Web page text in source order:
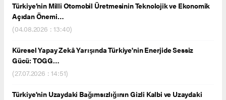
Türkiye’nin Milli Otomobil Üretmesinin Teknolojik ve Ekonomik
Açıdan Önemi…
(04.08.2026 : 13:40)
Küresel Yapay Zekâ Yarışında Türkiye'nin Enerjide Sessiz
Gücü: TOGG…
(27.07.2026 : 14:51)
Türkiye'nin Uzaydaki Bağımsızlığının Gizli Kalbi ve Uzaydaki